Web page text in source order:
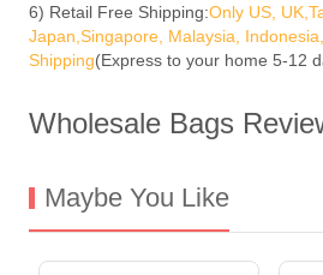
6) Retail Free Shipping:Only US,
Japan,Singapore, Malaysia,
Shipping(Express to your home 5-12
Wholesale Bags
Maybe You Like